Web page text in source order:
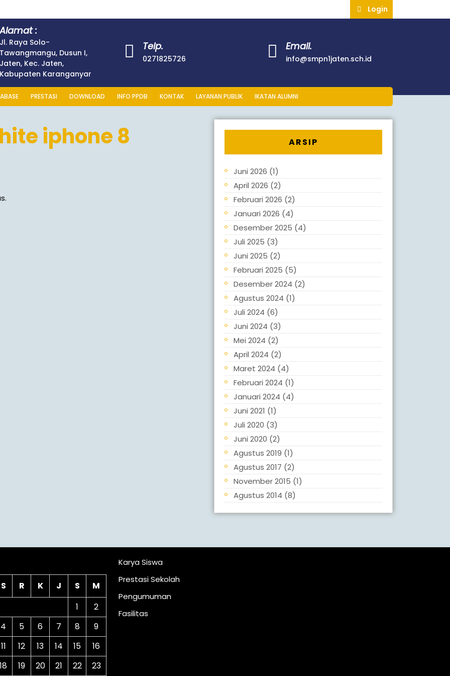
Login
:
Jl. Raya Solo-
Tawangmangu, Dusun I,
Jaten, Kec. Jaten,
Kabupaten Karanganyar
Telp.
0271825726
Email.
info@smpn1jaten.sch.id
PRESTASI DOWNLOAD INFO PPDB KONTAK LAYANAN PUBLIK IKATAN ALUMNI
iphone 8 ARSIP
Juni 2026 (1)
April 2026 (2)
Februari 2026 (2)
Januari 2026 (4)
Desember 2025 (4)
Juli 2025 (3)
Juni 2025 (2)
Februari 2025 (5)
Desember 2024 (2)
Agustus 2024 (1)
Juli 2024 (6)
Juni 2024 (3)
Mei 2024 (2)
April 2024 (2)
Maret 2024 (4)
Februari 2024 (1)
Januari 2024 (4)
Juni 2021 (1)
Juli 2020 (3)
Juni 2020 (2)
Agustus 2019 (1)
Agustus 2017 (2)
November 2015 (1)
Agustus 2014 (8)
S R K J S
M
1
2
4 5 6 7 8
9
11 12 13 14 15
16
18 19 20 21 22 23
Karya Siswa
Prestasi Sekolah
Pengumuman
Fasilitas